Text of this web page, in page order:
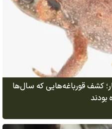
کشف قورباغه‌هایی که سال‌ها
بودند